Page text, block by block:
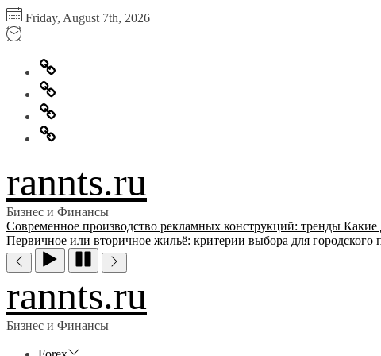
Перейти
к
содержимому
Friday, August 7th, 2026
Главная
Информация
для
правообладателей
Обратная
связь
Политика
конфиденциальности
rannts.ru
Бизнес и Финансы
Современное производство рекламных конструкций: тренды Какие
Первичное или вторичное жильё: критерии выбора для городского
rannts.ru
Бизнес и Финансы